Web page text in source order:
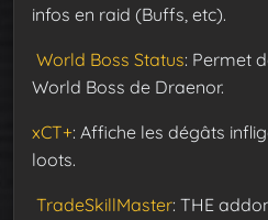
infos en raid (Buffs, etc).
World Boss Status: Permet
World Boss de Draenor.
xCT+: Affiche les dégâts
loots.
TradeSkillMaster: THE